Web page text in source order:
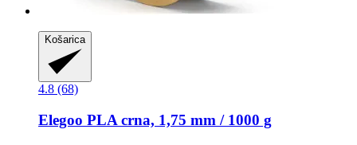
Košarica
4.8 (68)
Elegoo PLA crna, 1,75 mm / 1000 g